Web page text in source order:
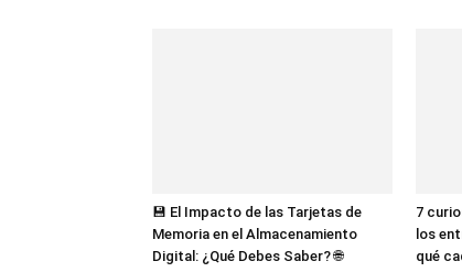
💾 El Impacto de las Tarjetas de
Memoria en el Almacenamiento
Digital: ¿Qué Debes Saber? 🌐
7
los
qué